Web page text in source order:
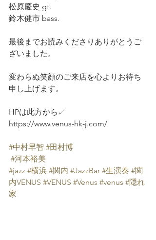
松原慶史 gt.
鈴木健市 bass.
最後までお読みくださりありがとうご
ざいました。
変わらぬ笑顔のご来店を心よりお待ち
申し上げます。
HPは此方から↙️
https://www.venus-hk-j.com/
#中村早智 #田村博
#河本裕美
#jazz #横浜 #関内 #JazzBar #生演奏 #関
内VENUS #VENUS #Venus #venus #隠れ
家